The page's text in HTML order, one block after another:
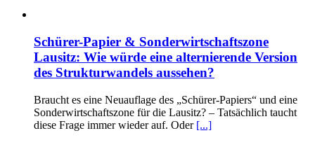
Schürer-Papier & Sonderwirtschaftszone
Lausitz: Wie würde eine alternierende Version
des Strukturwandels aussehen?
Braucht es eine Neuauflage des „Schürer-Papiers“ und eine
Sonderwirtschaftszone für die Lausitz? – Tatsächlich taucht
diese Frage immer wieder auf. Oder [...]